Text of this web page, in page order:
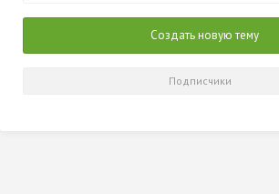
Создать новую тему
Подписчики